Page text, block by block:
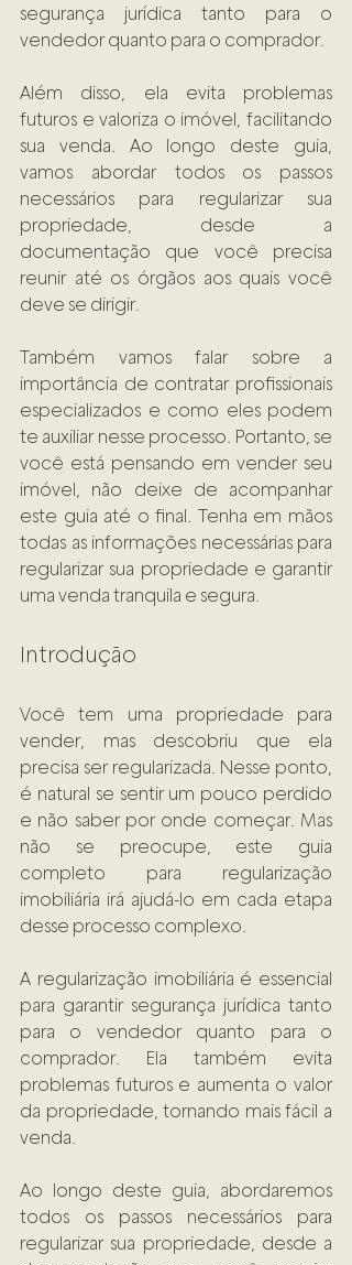
segurança jurídica tanto para o
vendedor quanto para o comprador.
Além disso, ela evita problemas
futuros e valoriza o imóvel, facilitando
sua venda. Ao longo deste guia,
vamos abordar todos os passos
necessários para regularizar sua
propriedade, desde a
documentação que você precisa
reunir até os órgãos aos quais você
deve se dirigir.
Também vamos falar sobre a
importância de contratar profissionais
especializados e como eles podem
te auxiliar nesse processo. Portanto, se
você está pensando em vender seu
imóvel, não deixe de acompanhar
este guia até o final. Tenha em mãos
todas as informações necessárias para
regularizar sua propriedade e garantir
uma venda tranquila e segura.
Introdução
Você tem uma propriedade para
vender, mas descobriu que ela
precisa ser regularizada. Nesse ponto,
é natural se sentir um pouco perdido
e não saber por onde começar. Mas
não se preocupe, este guia
completo para regularização
imobiliária irá ajudá-lo em cada etapa
desse processo complexo.
A regularização imobiliária é essencial
para garantir segurança jurídica tanto
para o vendedor quanto para o
comprador. Ela também evita
problemas futuros e aumenta o valor
da propriedade, tornando mais fácil a
venda.
Ao longo deste guia, abordaremos
todos os passos necessários para
regularizar sua propriedade, desde a